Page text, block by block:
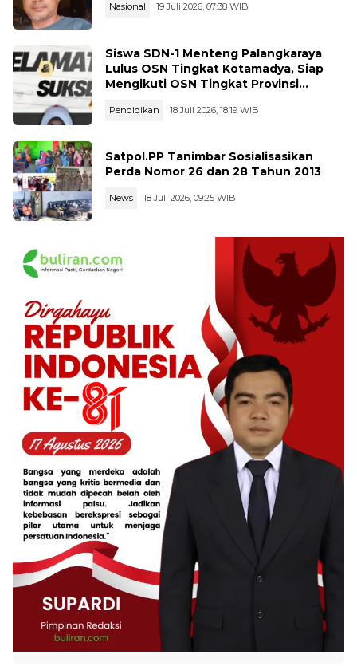
Nasional 19 Juli 2026, 07:38 WIB
Siswa SDN-1 Menteng Palangkaraya
Lulus OSN Tingkat Kotamadya, Siap
Mengikuti OSN Tingkat Provinsi
Pendidikan 18 Juli 2026, 18:19 WIB
Satpol.PP Tanimbar Sosialisasikan
Perda Nomor 26 dan 28 Tahun 2013
News 18 Juli 2026, 09:25 WIB